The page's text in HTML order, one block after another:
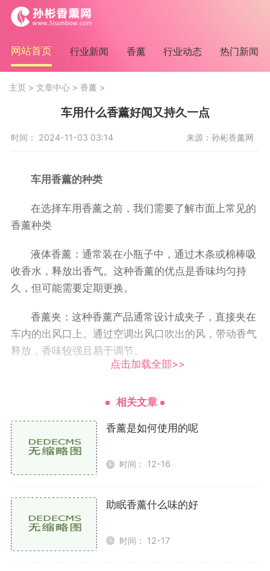
网站首页 行业新闻 香薰 行业动态 热门新闻
主页 > 文章中心 > 香薰 >
车用什么香薰好闻又持久一点
时间： 2024-11-03 03:14 来源：孙彬香薰网
车用香薰的种类
在选择车用香薰之前，我们需要了解市面上常见的
香薰种类
液体香薰：通常装在小瓶子中，通过木条或棉棒吸
收香水，释放出香气。这种香薰的优点是香味均匀持
久，但可能需要定期更换。
香薰夹：这种香薰产品通常设计成夹子，直接夹在
车内的出风口上。通过空调出风口吹出的风，带动香气
释放，香味较强且易于调节。
车内的某个角落。这种香薰的香味比较柔和，适合喜欢
喷雾香薰：这种香薰方便快捷，可以随时喷洒，香
气的浓度和持续时间都可以根据需要来调整。但需要注
意控制使用频率，以免过于浓烈。
好闻又持久的香薰推荐
小树汽车香薰
点击加载全部>>
相关文章
香薰是如何使用的呢
时间： 12-16
助眠香薰什么味的好
时间： 12-17